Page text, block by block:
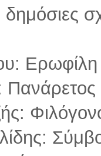
δημόσιες
Ερωφίλη
Πανάρετος